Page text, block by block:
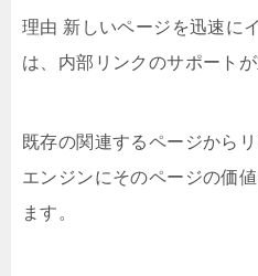
理由 新しいページを迅速に
は、内部リンクのサポートが
既存の関連するページから
エンジンにそのページの価
ます。